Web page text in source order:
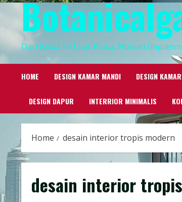
Dari Biasa ke Luar Biasa, Hunian
HOME DESIGN KAMAR MANDI DESIGN
DESIGN DAPUR INTERRIOR MINIMALIS
Home desain interior tropis modern
desain interior